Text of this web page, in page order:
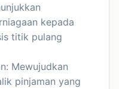
kepada
titik pulang
Mewujudkan
pinjaman yang